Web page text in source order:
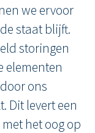
we ervoor
staat blijft.
storingen
elementen
ons
Dit levert een
het oog op